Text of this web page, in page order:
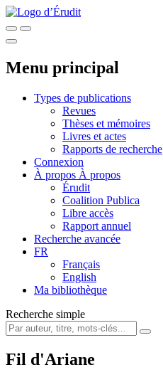
Menu principal
Types de publications
Revues
Thèses et mémoires
Livres et actes
Rapports de recherche
Connexion
À propos À propos
Érudit
Coalition Publica
Libre accès
Rapport annuel
Recherche avancée
FR
Français
English
Ma bibliothèque
Recherche simple
Fil d'Ariane